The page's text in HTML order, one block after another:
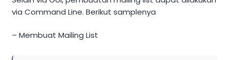
via Command Line. Berikut samplenya
– Membuat Mailing List